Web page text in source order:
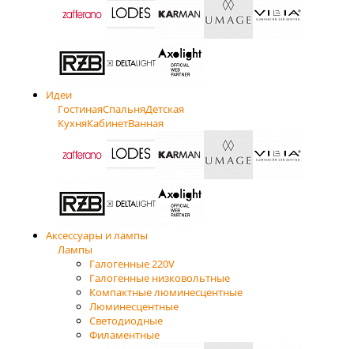
Идеи
ГостинаяСпальняДетская
КухняКабинетВанная
Аксессуары и лампы
Лампы
Галогенные 220V
Галогенные низковольтные
Компактные люминесцентные
Люминесцентные
Светодиодные
Филаментные